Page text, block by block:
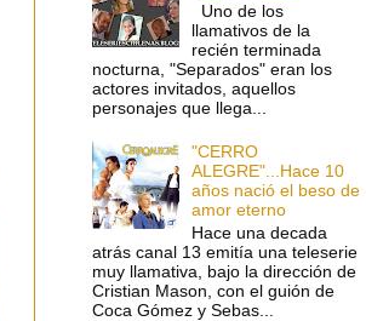
Uno de los
llamativos de la
recién terminada
nocturna, "Separados" eran los
actores invitados, aquellos
personajes que llega...
"CERRO
ALEGRE"...Hace 10
años nació el beso de
amor eterno
Hace una decada
atrás canal 13 emitía una teleserie
muy llamativa, bajo la dirección de
Cristian Mason, con el guión de
Coca Gómez y Sebas...